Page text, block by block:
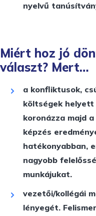
nyelvű
Miért hoz jó
választ? Mert…
a konfliktusok,
költségek helyett
koronázza majd
képzés
hatékonyabban,
nagyobb
munkájukat.
vezetői/kollégái
lényegét.